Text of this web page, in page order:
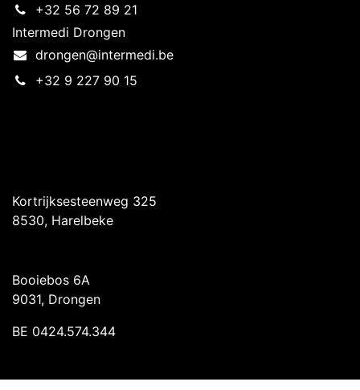
+32 56 72 89 21
Intermedi Drongen
drongen@intermedi.be
+32 9 227 90 15
Kortrijksesteenweg 325
8530, Harelbeke
Booiebos 6A
9031, Drongen
BE 0424.574.344